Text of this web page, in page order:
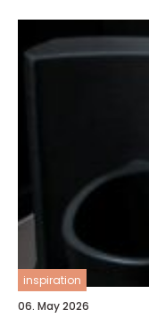
inspiration
06. May 2026